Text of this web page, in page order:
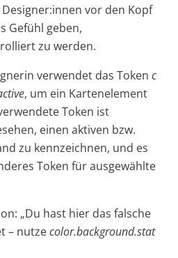
vor den Kopf
Gefühl geben,
zu werden.
verwendet das Token c
, um ein Kartenelement
Token ist
einen aktiven bzw.
zu kennzeichnen, und es
Token für ausgewählte
„Du hast hier das falsche
– nutzecolor.background.stat